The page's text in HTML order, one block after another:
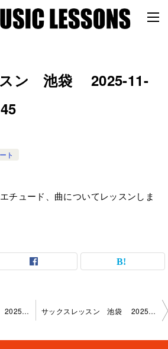
スン 池袋 2025-11-
ト
チュード、曲についてレッスンしま
サックスレッスン 池袋 2025-11-10-no0019-1145 サックスレッスン 池袋 2025-12-18-no0019-1145